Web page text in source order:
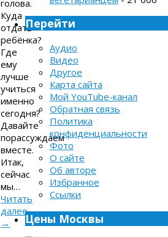
голова.
Куда
отдать
ребёнка?
Где
ему
лучше
учиться
именно
сегодня?
Давайте
порассуждаем
вместе.
Итак,
сейчас
мы…
Читать
далее
→
Перейти
Аудио
Видео
Другое
Карта сайта
Мой YouTube-канал
Обратная связь
Политика
конфиденциальности
Фото
О сайте
Об авторе
Избранное
Ссылки
Цены Москвы